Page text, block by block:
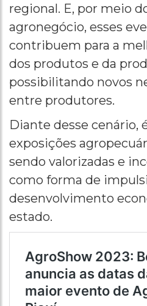
regional. E, por meio
agronegócio, esses
contribuem para a
dos produtos e da
possibilitando novos
entre produtores.
Diante desse cenário,
exposições
sendo valorizadas e
como forma de
desenvolvimento
estado.